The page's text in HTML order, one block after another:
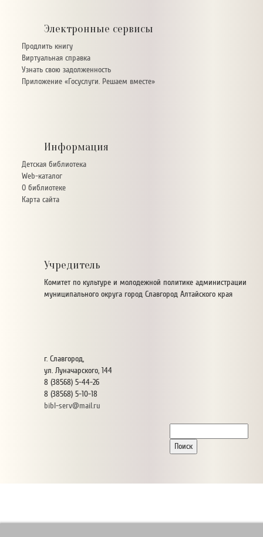
Электронные сервисы
Продлить книгу
Виртуальная справка
Узнать свою задолженность
Приложение «Госуслуги. Решаем вместе»
Информация
Детская библиотека
Web-каталог
О библиотеке
Карта сайта
Учредитель
Комитет по культуре и молодежной политике администрации
муниципального округа город Славгород Алтайского края
г. Славгород,
ул. Луначарского, 144
8 (38568) 5-44-26
8 (38568) 5-10-18
bibl-serv@mail.ru